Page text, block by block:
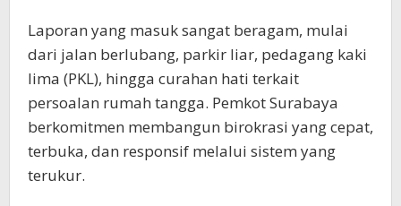
Laporan yang masuk sangat beragam, mulai
dari jalan berlubang, parkir liar, pedagang kaki
lima (PKL), hingga curahan hati terkait
persoalan rumah tangga. Pemkot Surabaya
berkomitmen membangun birokrasi yang cepat,
terbuka, dan responsif melalui sistem yang
terukur.